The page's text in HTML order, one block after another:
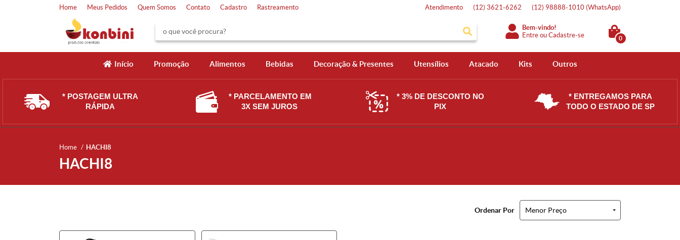
Home Meus Pedidos Quem Somos Contato Cadastro Rastreamento Atendimento (12) 3621-6262 (12) 98888-1010 (WhatsApp)
Bem-vindo!
Entre ouCadastre-se 0
Início Promoção Alimentos Bebidas Decoração & Presentes Utensílios Atacado Kits Outros
* POSTAGEM ULTRA
RÁPIDA
* PARCELAMENTO EM
3X SEM JUROS
* 3% DE DESCONTO NO
PIX
* ENTREGAMOS PARA
TODO O ESTADO DE SP
Home HACHI8
HACHI8
Ordenar Por Menor Preço